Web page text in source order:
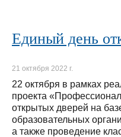
Единый день
21 октября 2022 г.
22 октября в рамках
проекта
открытых дверей на
образовательных
а также проведение